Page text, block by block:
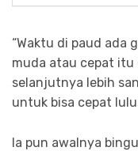
“Waktu di paud ada
muda atau cepat itu
selanjutnya lebih
untuk bisa cepat
Ia pun awalnya